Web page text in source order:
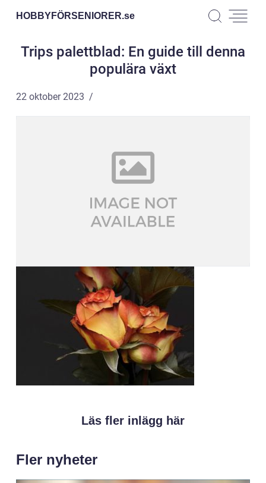
HOBBYFÖRSENIORER.se
Trips palettblad: En guide till denna
populära växt
22 oktober 2023
Läs fler inlägg här
Fler nyheter